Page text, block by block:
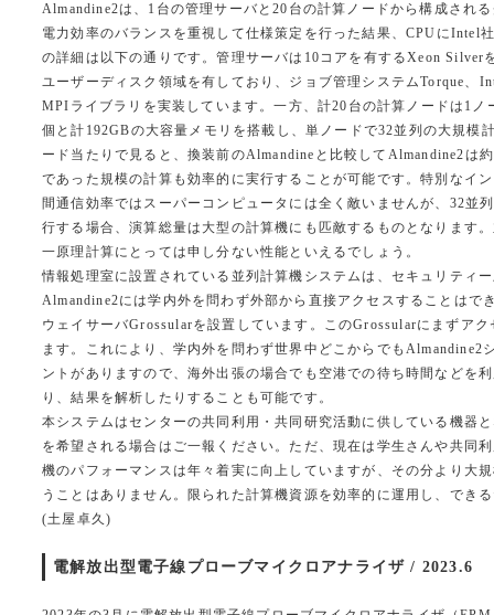
Almandine2は、1台の管理サーバと20台の計算ノードから構成され
電力効率のバランスを重視して仕様策定を行った結果、CPUにIntel
の詳細は以下の通りです。管理サーバは10コアを有するXeon Silver
ユーザーディスク領域を有しており、ジョブ管理システムTorque、
MPIライブラリを実装しています。一方、計20台の計算ノードは1
個と計192GBの大容量メモリを搭載し、単ノードで32並列の大規模
ード当たりで見ると、換装前のAlmandineと比較してAlmandine2は
であった規模の計算も効率的に実行することが可能です。特別なイ
間通信効率ではスーパーコンピュータには全く敵いませんが、32並
行する場合、演算総量は大型の計算機にも匹敵するものとなります
一原理計算にとっては申し分ない性能といえるでしょう。
情報処理室に設置されている並列計算機システムは、セキュリティ
Almandine2には学内外を問わず外部から直接アクセスすることは
ウェイサーバGrossularを設置しています。このGrossularにまずア
ます。これにより、学内外を問わず世界中どこからでも
ントがありますので、海外出張の場合でも空港での待ち時間などを
り、結果を解析したりすることも可能です。
本システムはセンターの共同利用・共同研究活動に供している機器
を希望される場合はご一報ください。ただ、現在は学生さんや共同
機のパフォーマンスは年々着実に向上していますが、その分より大
うことはありません。限られた計算機資源を効率的に運用し、でき
(土屋卓久)
電解放出型電子線プローブマイクロアナライザ / 2023.6